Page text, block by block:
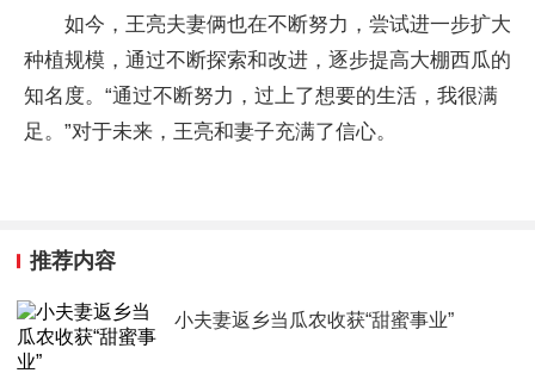
如今，王亮夫妻俩也在不断努力，尝试进一步扩大
种植规模，通过不断探索和改进，逐步提高大棚西瓜的
知名度。“通过不断努力，过上了想要的生活，我很满
足。”对于未来，王亮和妻子充满了信心。
推荐内容
小夫妻返乡当瓜农收获“甜蜜事业”